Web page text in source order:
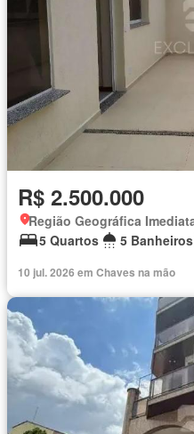
R$ 2.500.000
5 Quartos
5 Banheiros
10 jul. 2026 em Chaves na mão